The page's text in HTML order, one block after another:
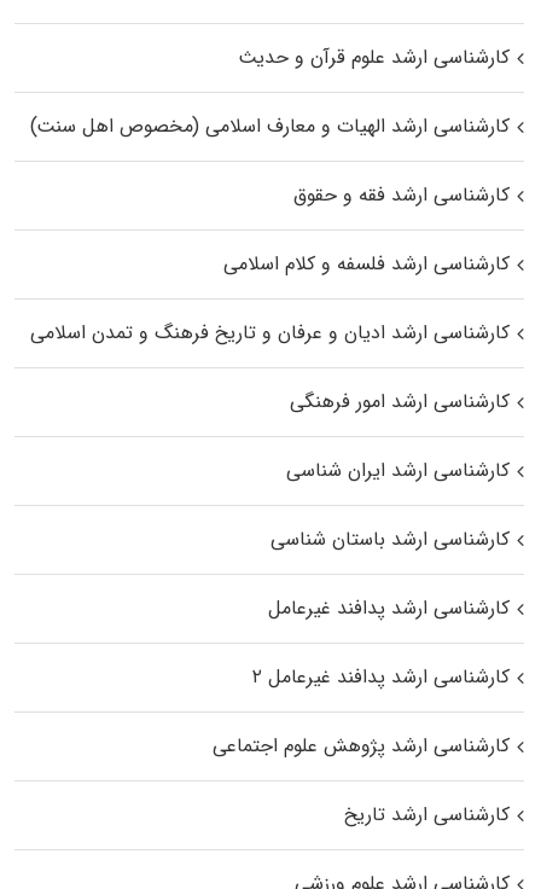
کارشناسی ارشد علوم قرآن و حدیث
کارشناسی ارشد الهیات و معارف اسلامی (مخصوص اهل سنت)
کارشناسی ارشد فقه و حقوق
کارشناسی ارشد فلسفه و کلام اسلامی
کارشناسی ارشد ادیان و عرفان و تاریخ فرهنگ و تمدن اسلامی
کارشناسی ارشد امور فرهنگی
کارشناسی ارشد ایران شناسی
کارشناسی ارشد باستان شناسی
کارشناسی ارشد پدافند غیرعامل
کارشناسی ارشد پدافند غیرعامل ۲
کارشناسی ارشد پژوهش علوم اجتماعی
کارشناسی ارشد تاریخ